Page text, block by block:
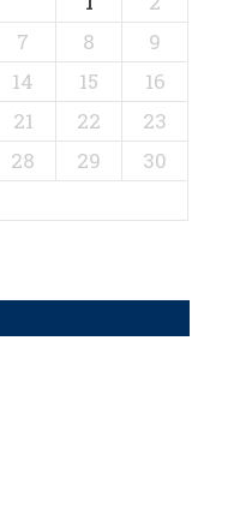
7 8
9
14 15
16
21 22
23
28 29
30